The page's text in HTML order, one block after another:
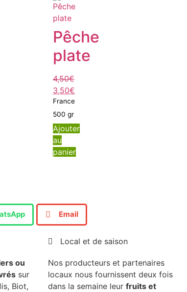
Pêche
plate
4,50€
3,50€
France
500 gr
Ajouter
au
panier
Email
ou
sur
Biot,
Local et de saison
Nos producteurs et partenaires
locaux nous fournissent deux fois
dans la semaine leur fruits et